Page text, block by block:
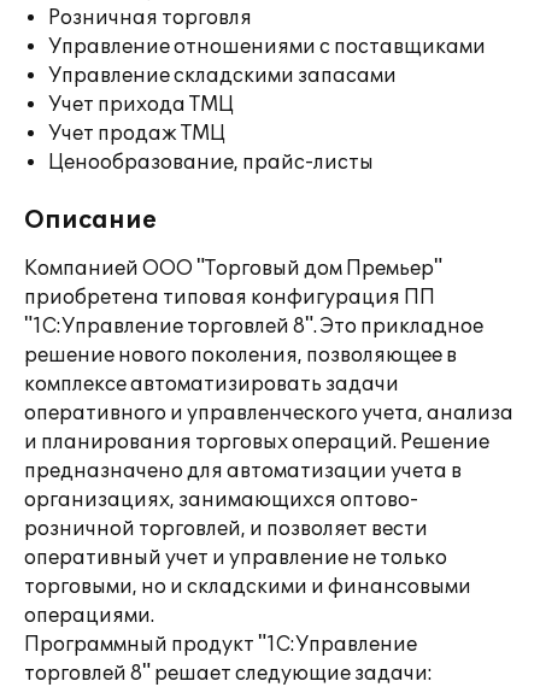
Розничная торговля
Управление отношениями с поставщиками
Управление складскими запасами
Учет прихода ТМЦ
Учет продаж ТМЦ
Ценообразование, прайс-листы
Описание
Компанией ООО "Торговый дом Премьер"
приобретена типовая конфигурация ПП
"1С:Управление торговлей 8". Это прикладное
решение нового поколения, позволяющее в
комплексе автоматизировать задачи
оперативного и управленческого учета, анализа
и планирования торговых операций. Решение
предназначено для автоматизации учета в
организациях, занимающихся оптово-
розничной торговлей, и позволяет вести
оперативный учет и управление не только
торговыми, но и складскими и финансовыми
операциями.
Программный продукт "1С:Управление
торговлей 8" решает следующие задачи: